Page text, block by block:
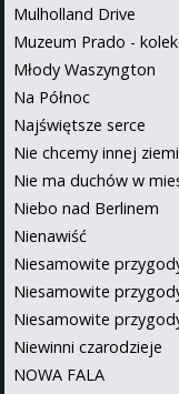
Mulholland Drive
Muzeum Prado -
Młody Waszyngton
Na Północ
Najświętsze serce
Nie chcemy innej ziemi
Nie ma duchów w
Niebo nad Berlinem
Nienawiść
Niesamowite
Niesamowite
Niesamowite
Niewinni czarodzieje
NOWA FALA